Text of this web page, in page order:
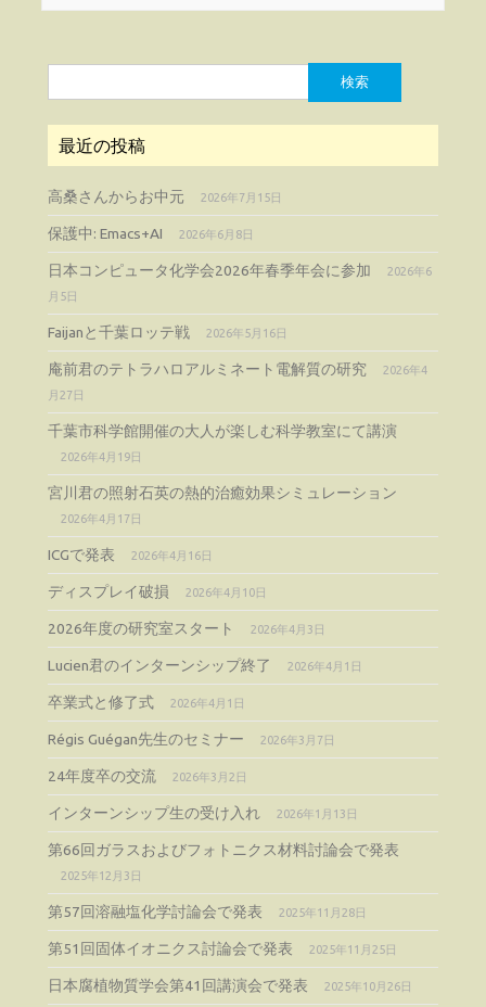
索:
最近の投稿
高桑さんからお中元 2026年7月15日
保護中: Emacs+AI 2026年6月8日
日本コンピュータ化学会2026年春季年会に参加
2026年6
月5日
Faijanと千葉ロッテ戦 2026年5月16日
庵前君のテトラハロアルミネート電解質の研究
2026年4
月27日
千葉市科学館開催の大人が楽しむ科学教室にて講演
2026年4月19日
宮川君の照射石英の熱的治癒効果シミュレーション
2026年4月17日
ICGで発表 2026年4月16日
ディスプレイ破損 2026年4月10日
2026年度の研究室スタート 2026年4月3日
Lucien君のインターンシップ終了 2026年4月1日
卒業式と修了式 2026年4月1日
Régis Guégan先生のセミナー 2026年3月7日
24年度卒の交流 2026年3月2日
インターンシップ生の受け入れ 2026年1月13日
第66回ガラスおよびフォトニクス材料討論会で発表
2025年12月3日
第57回溶融塩化学討論会で発表 2025年11月28日
第51回固体イオニクス討論会で発表 2025年11月25日
日本腐植物質学会第41回講演会で発表 2025年10月26日